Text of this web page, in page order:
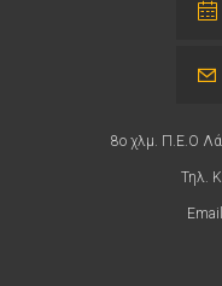
8ο χλμ. Π.Ε.Ο
Τηλ.